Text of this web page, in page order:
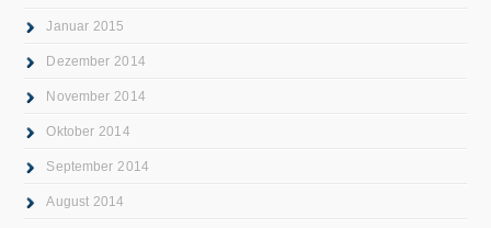
Januar 2015
Dezember 2014
November 2014
Oktober 2014
September 2014
August 2014